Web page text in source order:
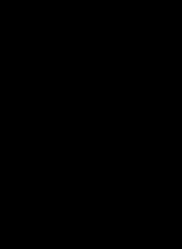
ガードマンのようで、ホッとします。なの
ことができて、安心感が持てて、心も満た
気がします。いつもありがとうございま